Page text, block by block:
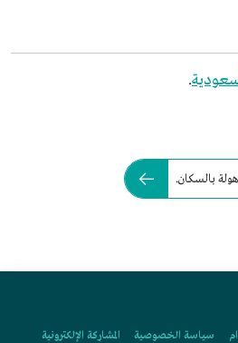
.
بالسكان.
سياسة الخصوصية
المشاركة الإلكترونية